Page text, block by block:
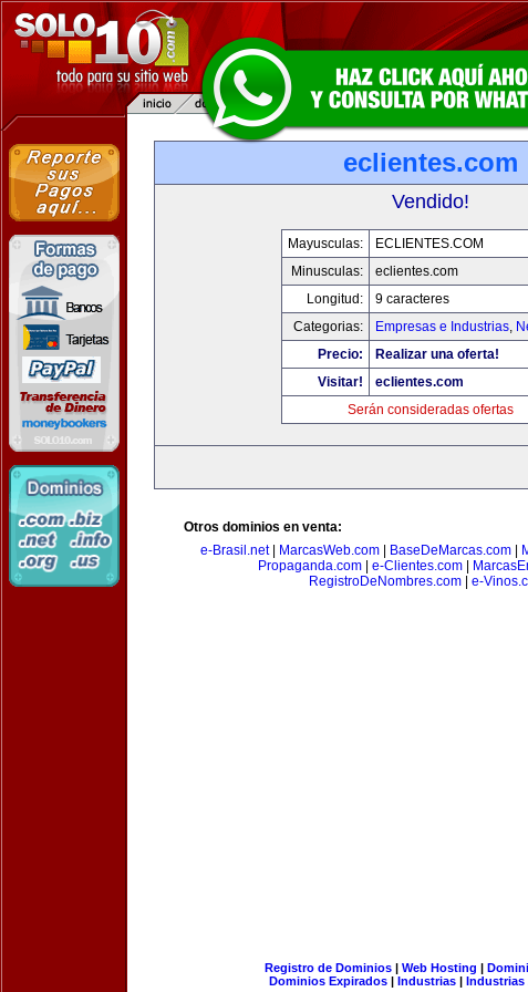
eclientes.com
Vendido!
Mayusculas:
ECLIENTES.COM
Minusculas:
eclientes.com
Longitud:
9 caracteres
Categorias:
Empresas e Industrias,
Precio:
Realizar una oferta!
Visitar!
eclientes.com
Serán consideradas ofertas
Otros dominios en venta:
e-Brasil.net| MarcasWeb.com| BaseDeMarcas.com|
Propaganda.com
e-Clientes.com
RegistroDeNombres.com| e-
Registro de Dominios| Web Hosting |
Dominios Expirados | Industrias | Industrias